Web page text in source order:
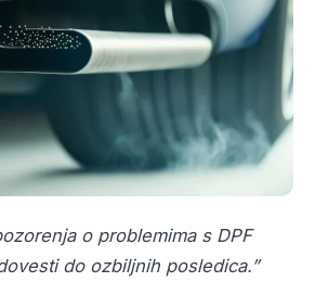
o problemima s DPF
do ozbiljnih posledica.”